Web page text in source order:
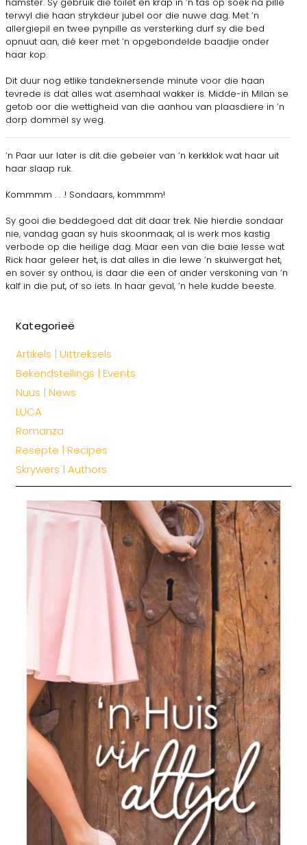
terwyl die haan strykdeur jubel oor die nuwe dag. Met ’n
allergiepil en twee pynpille as versterking durf sy die bed
opnuut aan, dié keer met ’n opgebondelde baadjie onder
haar kop.
Dit duur nog etlike tandeknersende minute voor die haan
tevrede is dat alles wat asemhaal wakker is. Midde-in Milan se
getob oor die wettigheid van die aanhou van plaasdiere in ’n
dorp dommel sy weg.
’n Paar uur later is dit die gebeier van ’n kerkklok wat haar uit
haar slaap ruk.
Kommmm . . .! Sondaars, kommmm!
Sy gooi die beddegoed dat dit daar trek. Nie hierdie sondaar
nie, vandag gaan sy huis skoonmaak, al is werk mos kastig
verbode op die heilige dag. Maar een van die baie lesse wat
Rick haar geleer het, is dat alles in die lewe ’n skuiwergat het,
en sover sy onthou, is daar die een of ander verskoning van ’n
kalf in die put, of so iets. In haar geval, ’n hele kudde beeste.
Kategorieë
Artikels | Uittreksels
Bekendstellings | Events
Nuus | News
LUCA
Romanza
Resepte | Recipes
Skrywers | Authors